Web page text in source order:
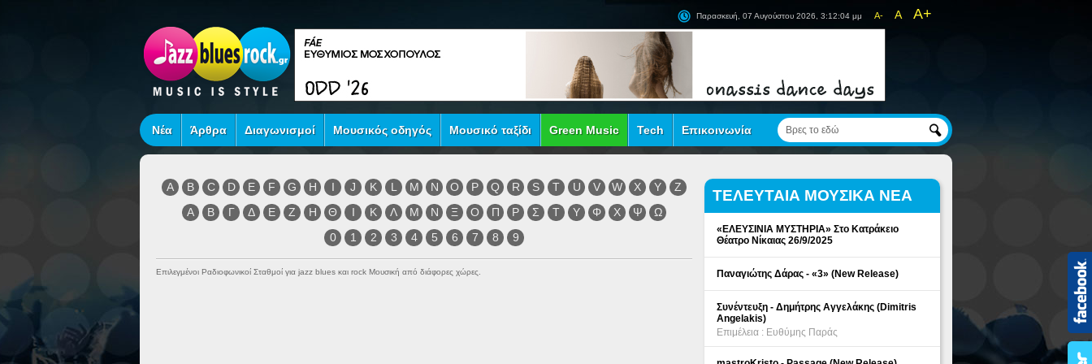
A- A A+
Παρασκευή, 07 Αυγούστου 2026, 3:12:04 μμ
Νέα Άρθρα Διαγωνισμοί Μουσικός οδηγός Μουσικό ταξίδι Green Music Tech Επικοινωνία
A B C D E F G H I J K L M N O P Q R S T U V W X Y
Z
Α
Β Γ Δ Ε Ζ Η Θ Ι Κ Λ Μ Ν Ξ Ο Π Ρ Σ Τ Υ Φ Χ Ψ
Ω
0
1 2 3 4 5 6 7 8 9
Επιλεγμένοι Ραδιοφωνικοί Σταθμοί για jazz blues και rock Μουσική από διάφορες χώρες.
ΤΕΛΕΥΤΑΙΑ ΜΟΥΣΙΚΑ ΝΕΑ
«ΕΛΕΥΣΙΝΙΑ ΜΥΣΤΗΡΙΑ» Στο Κατράκειο
Θέατρο Νίκαιας 26/9/2025
Παναγιώτης Δάρας - «3» (New Release)
Συνέντευξη - Δημήτρης Αγγελάκης (Dimitris
Angelakis)
Επιμέλεια : Ευθύμης Παράς